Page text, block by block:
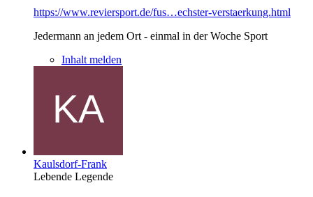
https://www.reviersport.de/fus…echster-verstaerkung.html
Jedermann an jedem Ort - einmal in der Woche Sport
Inhalt melden
Kaulsdorf-Frank
Lebende Legende